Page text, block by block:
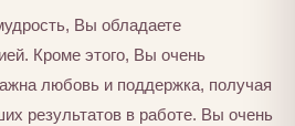
Вы обладаете
Кроме этого, Вы очень
любовь и поддержка, получая
результатов в работе. Вы очень